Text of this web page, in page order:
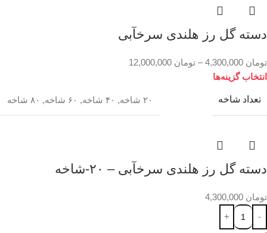
دسته گل رز هلندی سرخآبی
تومان – تومان
انتخاب گزینه‌ها
تعداد شاخه ۲۰ شاخه , ۴۰ شاخه , ۶۰ شاخه , ۸۰ شاخه
دسته گل رز هلندی سرخآبی – ۲۰-شاخه
تومان